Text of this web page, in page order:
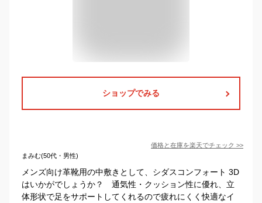
ショップでみる
価格と在庫を楽天でチェック >>
まみむ(50代・男性)
メンズ向け革靴用の中敷きとして、シダスコンフォート 3D
はいかがでしょうか？ 通気性・クッション性に優れ、立
体形状で足をサポートしてくれるので疲れにくく快適なイ